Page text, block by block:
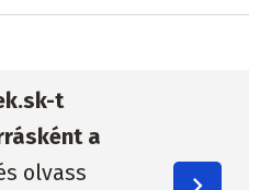
t
a
olvass